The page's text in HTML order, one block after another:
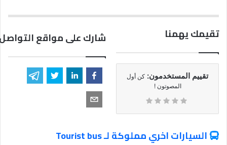
تقيمك يهمنا
تقييم المستخدمون: كن أول
المصوتون !
شارك على مواقع
السيارات اخري مملوكة لـ Tourist bus